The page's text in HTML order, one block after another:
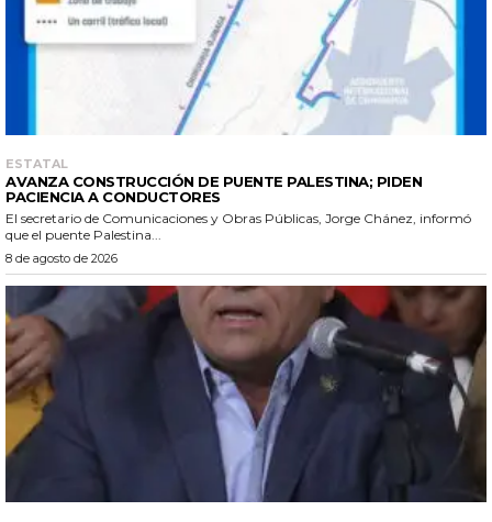
ESTATAL
AVANZA CONSTRUCCIÓN DE PUENTE PALESTINA; PIDEN
PACIENCIA A CONDUCTORES
El secretario de Comunicaciones y Obras Públicas, Jorge Chánez, informó
que el puente Palestina...
8 de agosto de 2026